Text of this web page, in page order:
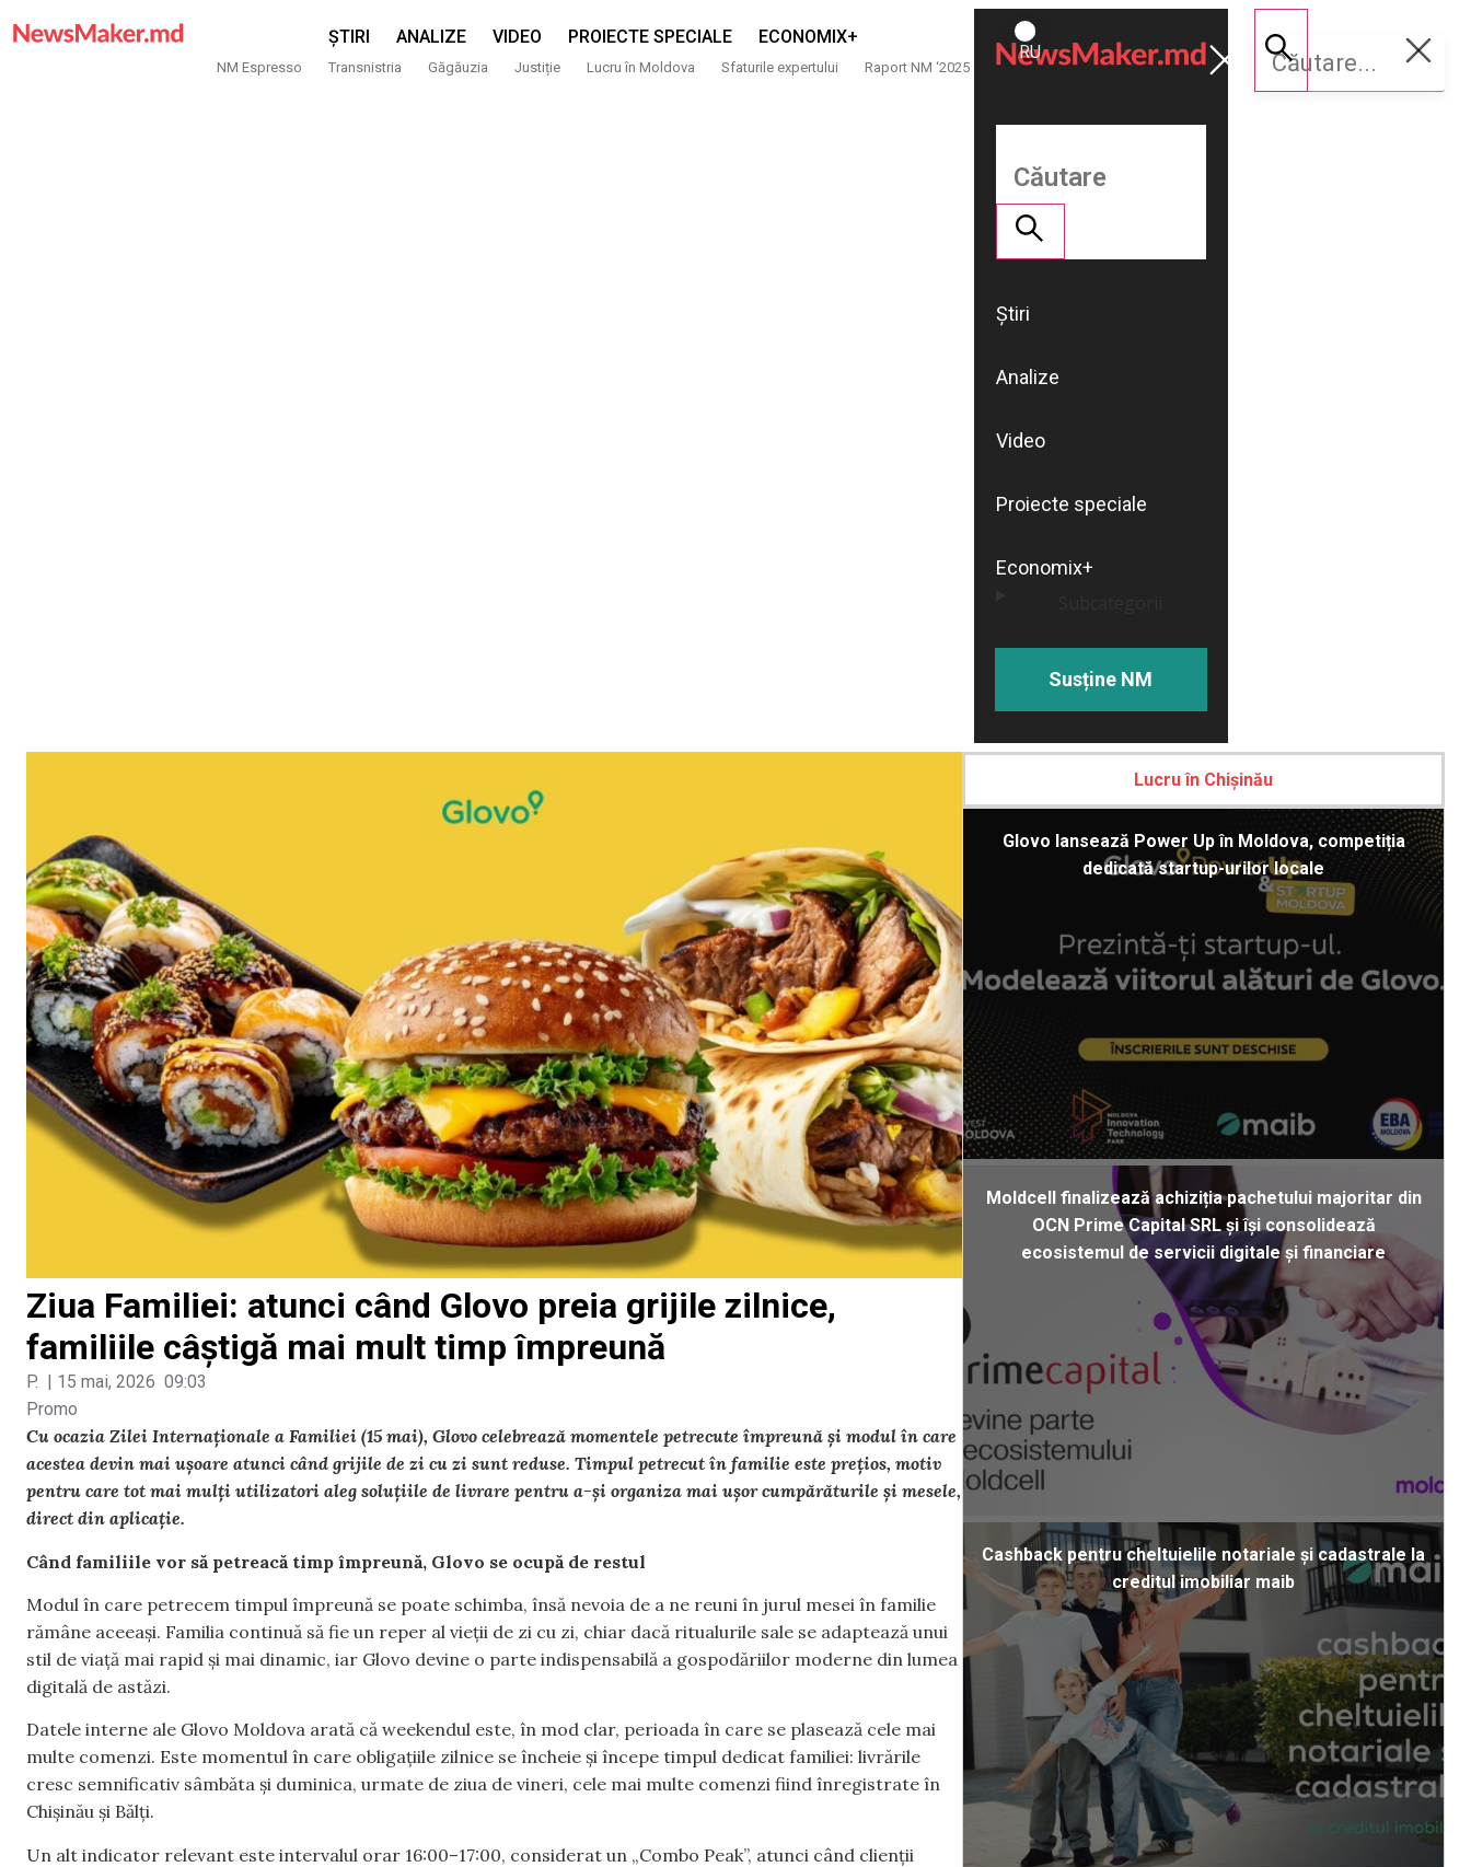
ȘTIRI ANALIZE VIDEO PROIECTE SPECIALE ECONOMIX+
NM Espresso Transnistria Găgăuzia Justiție Lucru în Moldova Sfaturile expertului Raport NM ‘2025
ROMÂNĂ
RU
Susține
NM
Știri
Analize
Video
Proiecte speciale
Economix+
Susține NM
Ziua Familiei: atunci când Glovo preia grijile zilnice,
familiile câștigă mai mult timp împreună
P. | 15 mai, 2026 09:03
Promo
Cu ocazia Zilei Internaționale a Familiei (15 mai), Glovo celebrează momentele petrecute împreună și modul în care
acestea devin mai ușoare atunci când grijile de zi cu zi sunt reduse. Timpul petrecut în familie este prețios, motiv
pentru care tot mai mulți utilizatori aleg soluțiile de livrare pentru a-și organiza mai ușor cumpărăturile și mesele,
direct din aplicație.
Când familiile vor să petreacă timp împreună, Glovo se ocupă de restul
Modul în care petrecem timpul împreună se poate schimba, însă nevoia de a ne reuni în jurul mesei în familie
rămâne aceeași. Familia continuă să fie un reper al vieții de zi cu zi, chiar dacă ritualurile sale se adaptează unui
stil de viață mai rapid și mai dinamic, iar Glovo devine o parte indispensabilă a gospodăriilor moderne din lumea
digitală de astăzi.
Datele interne ale Glovo Moldova arată că weekendul este, în mod clar, perioada în care se plasează cele mai
multe comenzi. Este momentul în care obligațiile zilnice se încheie și începe timpul dedicat familiei: livrările
cresc semnificativ sâmbăta și duminica, urmate de ziua de vineri, cele mai multe comenzi fiind înregistrate în
Chișinău și Bălți.
Un alt indicator relevant este intervalul orar 16:00–17:00, considerat un „Combo Peak”, atunci când clienții
Lucru în Chișinău
Glovo lansează Power Up în Moldova, competiția
dedicată startup-urilor locale
Moldcell finalizează achiziția pachetului majoritar din
OCN Prime Capital SRL și își consolidează
ecosistemul de servicii digitale și financiare
Cashback pentru cheltuielile notariale și cadastrale la
creditul imobiliar maib